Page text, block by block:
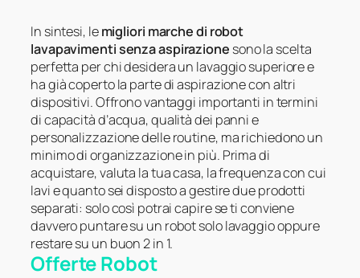
In sintesi, lemigliori marche di robot
lavapavimenti senza aspirazione sono la scelta
perfetta per chi desidera un lavaggio superiore e
ha già coperto la parte di aspirazione con altri
dispositivi. Offrono vantaggi importanti in termini
di capacità d’acqua, qualità dei panni e
personalizzazione delle routine, ma richiedono un
minimo di organizzazione in più. Prima di
acquistare, valuta la tua casa, la frequenza con cui
lavi e quanto sei disposto a gestire due prodotti
separati: solo così potrai capire se ti conviene
davvero puntare su un robot solo lavaggio oppure
restare su un buon 2 in 1.
Offerte Robot